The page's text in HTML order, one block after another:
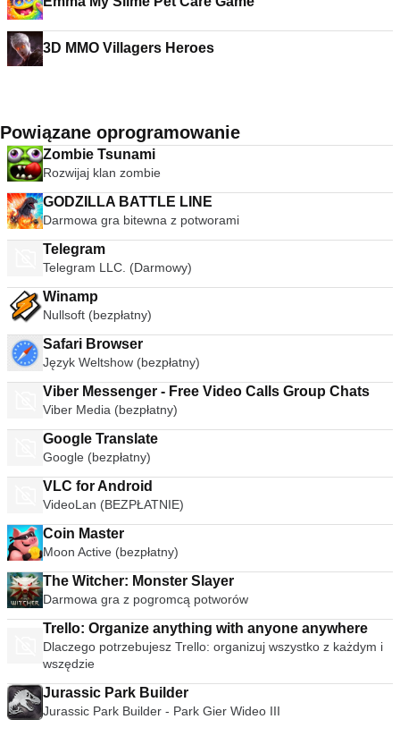
3D MMO Villagers Heroes
Powiązane oprogramowanie
Zombie Tsunami
Rozwijaj klan zombie
GODZILLA BATTLE LINE
Darmowa gra bitewna z potworami
Telegram
Telegram LLC. (Darmowy)
Winamp
Nullsoft (bezpłatny)
Safari Browser
Język Weltshow (bezpłatny)
Viber Messenger - Free Video Calls Group Chats
Viber Media (bezpłatny)
Google Translate
Google (bezpłatny)
VLC for Android
VideoLan (BEZPŁATNIE)
Coin Master
Moon Active (bezpłatny)
The Witcher: Monster Slayer
Darmowa gra z pogromcą potworów
Trello: Organize anything with anyone anywhere
Dlaczego potrzebujesz Trello: organizuj wszystko z każdym i
wszędzie
Jurassic Park Builder
Jurassic Park Builder - Park Gier Wideo III